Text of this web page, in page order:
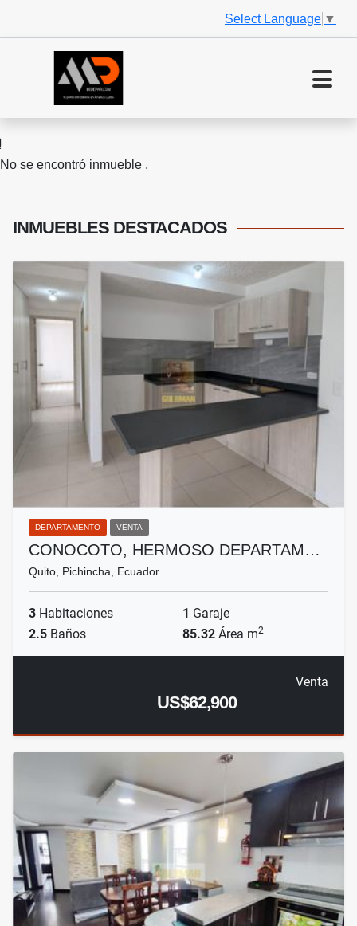
Select Language ▼
No se encontró inmueble .
INMUEBLES DESTACADOS
DEPARTAMENTO VENTA
CONOCOTO, HERMOSO DEPARTAM…
Quito, Pichincha, Ecuador
3 Habitaciones 1 Garaje
2.5 Baños 85.32 Área m2
Venta
US$62,900